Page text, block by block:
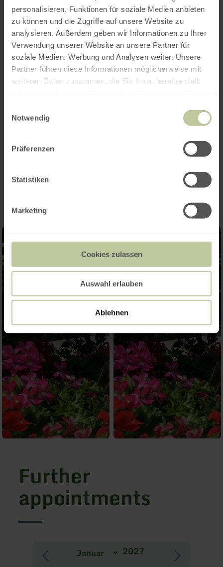
personalisieren, Funktionen für soziale Medien anbieten
zu können und die Zugriffe auf unsere Website zu
analysieren. Außerdem geben wir Informationen zu Ihrer
Verwendung unserer Website an unsere Partner für
soziale Medien, Werbung und Analysen weiter. Unsere
Partner führen diese Informationen möglicherweise mit
weiteren Daten zusammen, die Sie ihnen bereitgestellt
Notwendig
Präferenzen
Statistiken
Marketing
Cookies zulassen
Auswahl erlauben
Ablehnen
compositions by Thomas Zaufke (“The
Wonderful Journey of Nils Holgersson”,
“Grimm!” and winner of the German Musical
Theatre Prize) to create a musical experience
full of nostalgia, emotion, and guaranteed to be
the perfect prelude to Christmas.
Your winter fairy tale awaits! Secure your ticket
now and experience the magic live!
Impressions
Further
appointments